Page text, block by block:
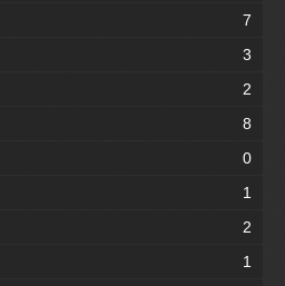
7
3
2
8
0
1
2
1